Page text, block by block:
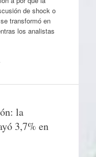
de shock o
transformó en
los analistas
la
3,7% en